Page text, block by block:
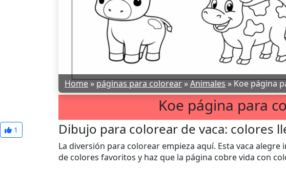
Home»páginas para colorear»Animales»Koe página
Koe página para
1 Dibujo para colorear de vaca: colores
La diversión para colorear empieza aquí. Esta vaca alegre
de colores favoritos y haz que la página cobre vida con